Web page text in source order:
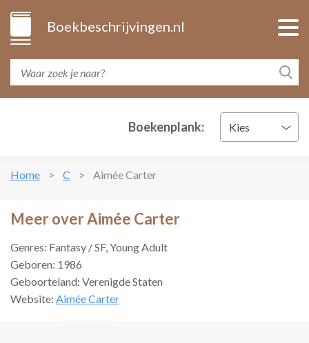
Boekbeschrijvingen.nl
Boekenplank: Kies
Home C Aimée Carter
Meer over Aimée Carter
Genres: Fantasy / SF, Young Adult
Geboren: 1986
Geboorteland: Verenigde Staten
Website: Aimée Carter